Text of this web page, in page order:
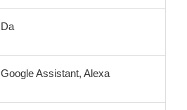
Da
Google Assistant, Alexa